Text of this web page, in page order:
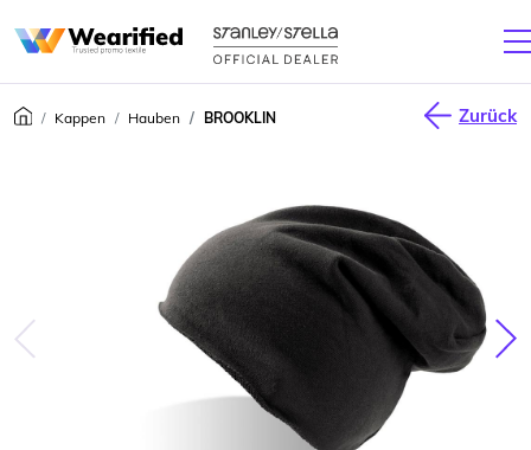
Kappen Hauben BROOKLIN Zurück